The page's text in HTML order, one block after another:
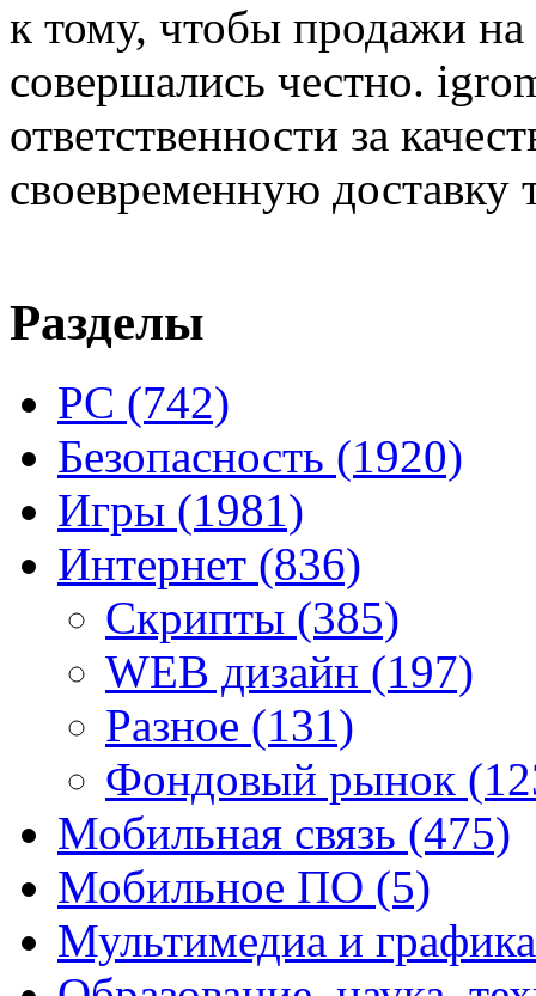
к тому, чтобы продажи
совершались честно.
ответственности за
своевременную доставку
Разделы
PC (742)
Безопасность (1920)
Игры (1981)
Интернет (836)
Скрипты (385)
WEB дизайн (197)
Разное (131)
Фондовый рынок
Мобильная связь (475)
Мобильное ПО (5)
Мультимедиа и